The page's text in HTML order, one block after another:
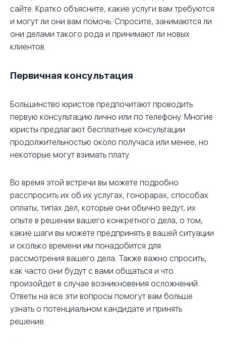
сайте. Кратко объясните, какие услуги вам требуются
и могут ли они вам помочь. Спросите, занимаются ли
они делами такого рода и принимают ли новых
клиентов.
Первичная консультация
Большинство юристов предпочитают проводить
первую консультацию лично или по телефону. Многие
юристы предлагают бесплатные консультации
продолжительностью около получаса или менее, но
некоторые могут взимать плату.
Во время этой встречи вы можете подробно
расспросить их об их услугах, гонорарах, способах
оплаты, типах дел, которые они обычно ведут, их
опыте в решении вашего конкретного дела, о том,
какие шаги вы можете предпринять в вашей ситуации
и сколько времени им понадобится для
рассмотрения вашего дела. Также важно спросить,
как часто они будут с вами общаться и что
произойдет в случае возникновения осложнений.
Ответы на все эти вопросы помогут вам больше
узнать о потенциальном кандидате и принять
решение.